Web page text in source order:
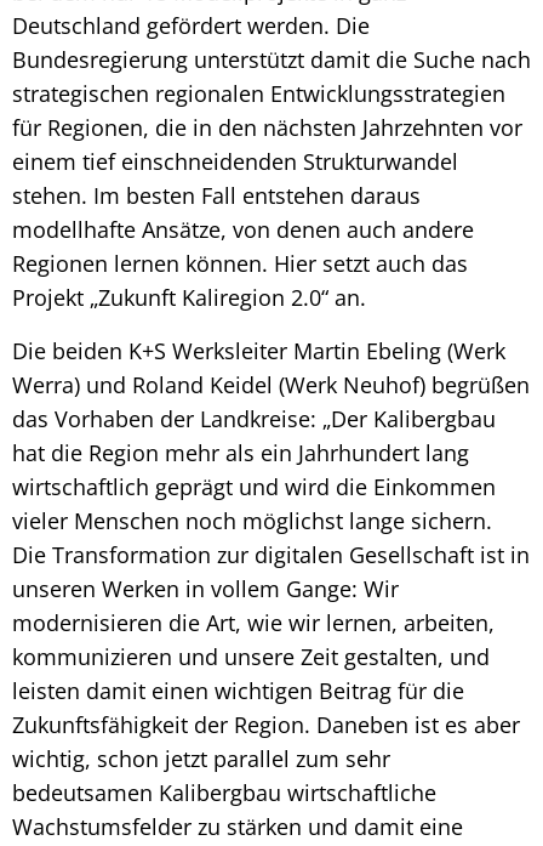
Deutschland gefördert werden. Die
Bundesregierung unterstützt damit die Suche nach
strategischen regionalen Entwicklungsstrategien
für Regionen, die in den nächsten Jahrzehnten vor
einem tief einschneidenden Strukturwandel
stehen. Im besten Fall entstehen daraus
modellhafte Ansätze, von denen auch andere
Regionen lernen können. Hier setzt auch das
Projekt „Zukunft Kaliregion 2.0“ an.
Die beiden K+S Werksleiter Martin Ebeling (Werk
Werra) und Roland Keidel (Werk Neuhof) begrüßen
das Vorhaben der Landkreise: „Der Kalibergbau
hat die Region mehr als ein Jahrhundert lang
wirtschaftlich geprägt und wird die Einkommen
vieler Menschen noch möglichst lange sichern.
Die Transformation zur digitalen Gesellschaft ist in
unseren Werken in vollem Gange: Wir
modernisieren die Art, wie wir lernen, arbeiten,
kommunizieren und unsere Zeit gestalten, und
leisten damit einen wichtigen Beitrag für die
Zukunftsfähigkeit der Region. Daneben ist es aber
wichtig, schon jetzt parallel zum sehr
bedeutsamen Kalibergbau wirtschaftliche
Wachstumsfelder zu stärken und damit eine